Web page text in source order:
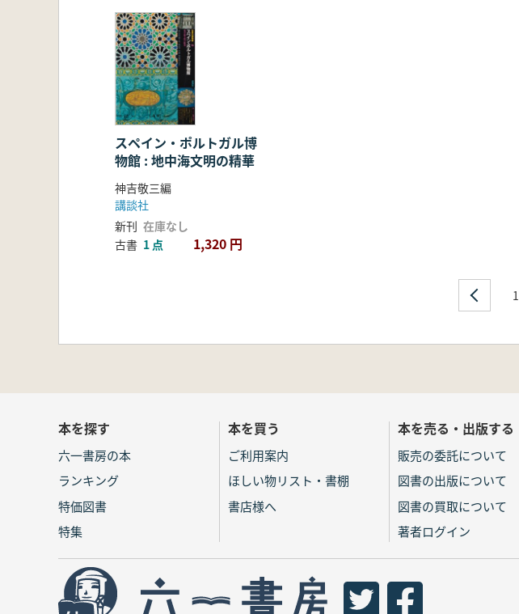
スペイン・ポルトガル博
物館 : 地中海文明の精華
神吉敬三編
講談社
新刊 在庫なし
古書 1 点 1,320 円
1
本を探す
六一書房の本
ランキング
特価図書
特集
本を買う
ご利用案内
ほしい物リスト・書棚
書店様へ
本を売る・出版する
販売の委託について
図書の出版について
図書の買取について
著者ログイン